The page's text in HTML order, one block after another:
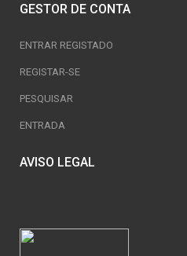
GESTOR DE CONTA
ENTRAR REGISTADO
REGISTAR-SE
PESQUISAR
ENTRADA
AVISO LEGAL